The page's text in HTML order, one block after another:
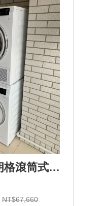
Blomberg博朗格滾筒式洗衣機WNF10320WZ(歐規10kg)日規14kg+熱泵式乾衣機TPF8352WZ歐規8KG(日規12kg)合購組+基本安裝 加Line ID:@ye888
NT$67,660